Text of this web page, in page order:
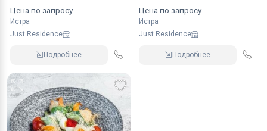
Цена по запросу
Истра
Just Residence
Подробнее
Цена по запросу
Истра
Just Residence
Подробнее